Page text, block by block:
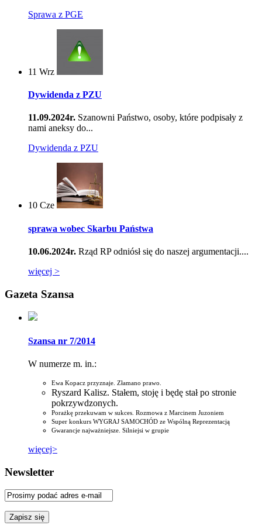
Sprawa z PGE
11 Wrz
Dywidenda z PZU
11.09.2024r. Szanowni Państwo, osoby, które podpisały z
nami aneksy do...
Dywidenda z PZU
10 Cze
sprawa wobec Skarbu Państwa
10.06.2024r. Rząd RP odniósł się do naszej argumentacji....
więcej >
Gazeta Szansa
Szansa nr 7/2014
W numerze m. in.:
Ewa Kopacz przyznaje. Złamano prawo.
Ryszard Kalisz. Stałem, stoję i będę stał po stronie
pokrzywdzonych.
Porażkę przekuwam w sukces. Rozmowa z Marcinem Juzoniem
Super konkurs WYGRAJ SAMOCHÓD ze Wspólną Reprezentacją
Gwarancje najważniejsze. Silniejsi w grupie
więcej>
Newsletter